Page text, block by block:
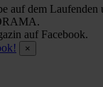
auf dem Laufenden
auf Facebook.
×